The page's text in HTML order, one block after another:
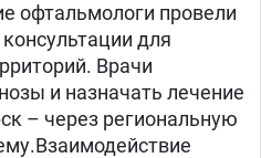
офтальмологи провели
для
Врачи
и назначать лечение
– через региональную